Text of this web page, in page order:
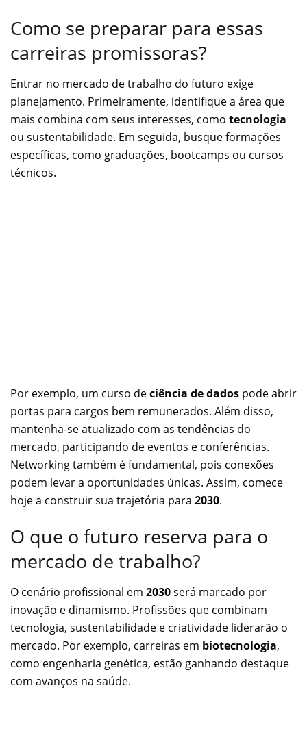
Como se preparar para essas
carreiras promissoras?
Entrar no mercado de trabalho do futuro exige
planejamento. Primeiramente, identifique a área que
mais combina com seus interesses, como tecnologia
ou sustentabilidade. Em seguida, busque formações
específicas, como graduações, bootcamps ou cursos
técnicos.
Por exemplo, um curso deciência de dados pode abrir
portas para cargos bem remunerados. Além disso,
mantenha-se atualizado com as tendências do
mercado, participando de eventos e conferências.
Networking também é fundamental, pois conexões
podem levar a oportunidades únicas. Assim, comece
hoje a construir sua trajetória para 2030.
O que o futuro reserva para o
mercado de trabalho?
O cenário profissional em 2030será marcado por
inovação e dinamismo. Profissões que combinam
tecnologia, sustentabilidade e criatividade liderarão o
mercado. Por exemplo, carreiras em biotecnologia,
como engenharia genética, estão ganhando destaque
com avanços na saúde.